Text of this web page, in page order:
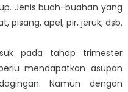
Jenis buah-buahan yang
pisang, apel, pir, jeruk, dsb.
pada tahap trimester
mendapatkan asupan
Namun dengan